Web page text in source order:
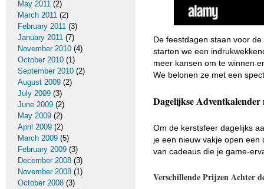
De feestdagen staan voor
starten we een
meer kansen om te winnen
We belonen ze met een
Dagelijkse
Om de kerstsfeer dagelijks
je een nieuw vakje open
van cadeaus die je game-
Verschillende Prijzen Achter
May 2011 (2)
March 2011 (2)
February 2011 (3)
January 2011 (7)
November 2010 (4)
October 2010 (1)
September 2010 (2)
August 2009 (2)
July 2009 (3)
June 2009 (2)
May 2009 (2)
April 2009 (2)
March 2009 (5)
February 2009 (3)
December 2008 (3)
November 2008 (1)
October 2008 (3)